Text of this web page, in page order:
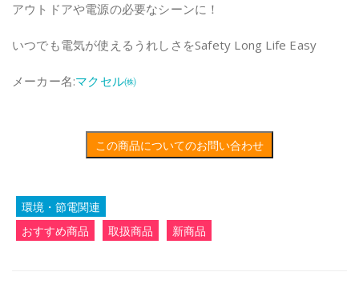
アウトドアや電源の必要なシーンに！
いつでも電気が使えるうれしさをSafety Long Life Easy
メーカー名:マクセル㈱
この商品についてのお問い合わせ
環境・節電関連
おすすめ商品
取扱商品 新商品